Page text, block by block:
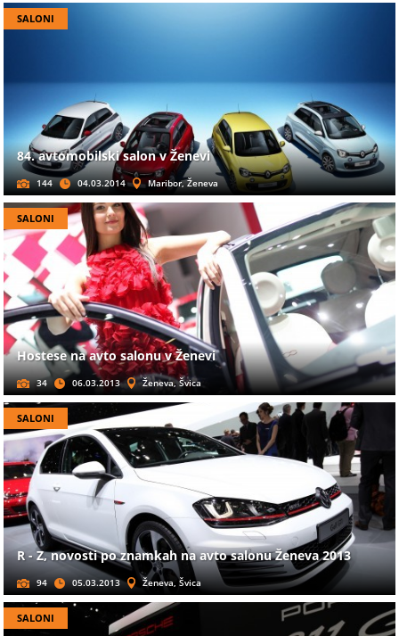
SALONI
84. avtomobilski salon v Ženevi
144 04.03.2014 Maribor, Ženeva
SALONI
Hostese na avto salonu v Ženevi
34 06.03.2013 Ženeva, Švica
SALONI
R - Z, novosti po znamkah na avto salonu Ženeva 2013
94 05.03.2013 Ženeva, Švica
SALONI